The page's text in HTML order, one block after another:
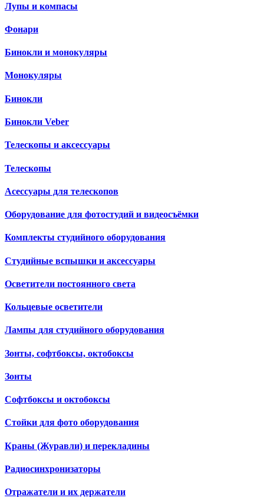
Лупы и компасы
Фонари
Бинокли и монокуляры
Монокуляры
Бинокли
Бинокли Veber
Телескопы и аксессуары
Телескопы
Асессуары для телескопов
Оборудование для фотостудий и видеосъёмки
Комплекты студийного оборудования
Студийные вспышки и аксессуары
Осветители постоянного света
Кольцевые осветители
Лампы для студийного оборудования
Зонты, софтбоксы, октобоксы
Зонты
Софтбоксы и октобоксы
Стойки для фото оборудования
Краны (Журавли) и перекладины
Радиосинхронизаторы
Отражатели и их держатели